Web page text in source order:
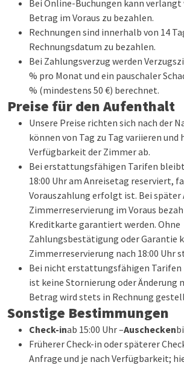
Bei Online-Buchungen kann verlangt
Betrag im Voraus zu bezahlen.
Rechnungen sind innerhalb von 14
Rechnungsdatum zu bezahlen.
Bei Zahlungsverzug werden
% pro Monat und ein pauschaler
% (mindestens 50 €) berechnet.
Preise für den Aufenthalt
Unsere Preise richten sich nach der
können von Tag zu Tag variieren und
Verfügbarkeit der Zimmer ab.
Bei erstattungsfähigen Tarifen
18:00 Uhr am Anreisetag reserviert,
Vorauszahlung erfolgt ist. Bei später
Zimmerreservierung im Voraus
Kreditkarte garantiert werden. Ohne
Zahlungsbestätigung oder Garantie
Zimmerreservierung nach 18:00 Uhr
Bei nicht erstattungsfähigen Tarifen
ist keine Stornierung oder Änderung
Betrag wird stets in Rechnung
Sonstige Bestimmungen
Check-inab 15:00 Uhr –Auschecken
Früherer Check-in oder späterer
Anfrage und je nach Verfügbarkeit;